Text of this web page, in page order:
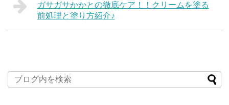
ガサガサかかとの徹底ケア！！クリームを塗る
前処理と塗り方紹介♪